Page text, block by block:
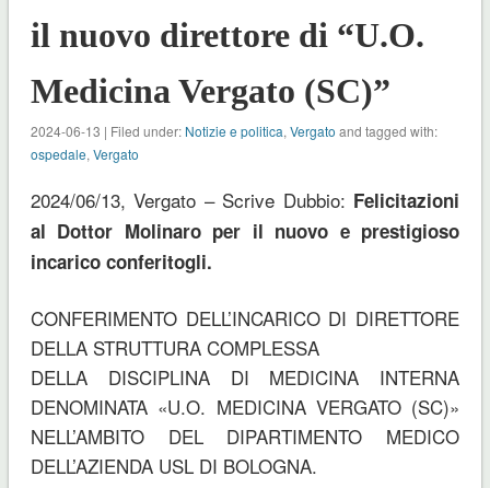
il nuovo direttore di “U.O.
Medicina Vergato (SC)”
2024-06-13 | Filed under: Notizie e politica, Vergato and tagged with:
ospedale, Vergato
2024/06/13, Vergato – Scrive Dubbio: Felicitazioni
al Dottor Molinaro per il nuovo e prestigioso
incarico conferitogli.
CONFERIMENTO DELL’INCARICO DI DIRETTORE
DELLA STRUTTURA COMPLESSA
DELLA DISCIPLINA DI MEDICINA INTERNA
DENOMINATA «U.O. MEDICINA VERGATO (SC)»
NELL’AMBITO DEL DIPARTIMENTO MEDICO
DELL’AZIENDA USL DI BOLOGNA.